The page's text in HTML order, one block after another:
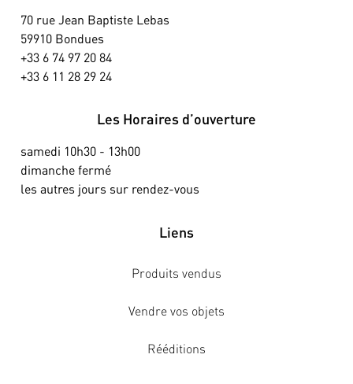
70 rue Jean Baptiste Lebas
59910 Bondues
+33 6 74 97 20 84
+33 6 11 28 29 24
Les Horaires d’ouverture
samedi 10h30 - 13h00
dimanche fermé
les autres jours sur rendez-vous
Liens
Produits vendus
Vendre vos objets
Rééditions